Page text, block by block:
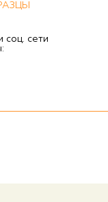
соц. сети